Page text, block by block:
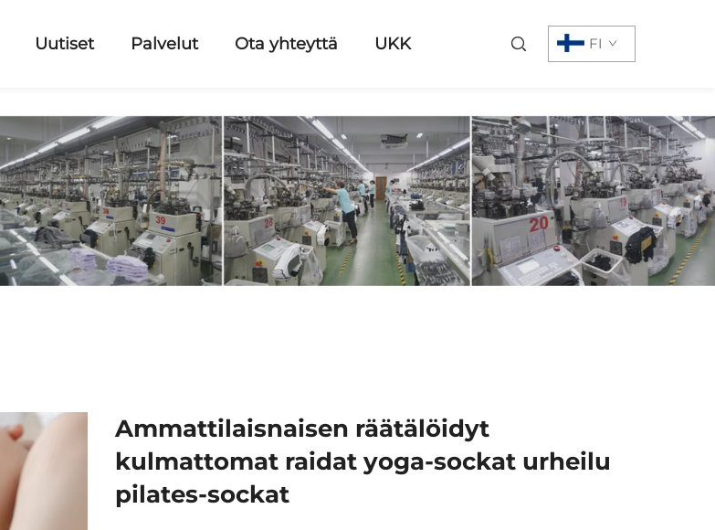
Uutiset Palvelut Ota yhteyttä UKK FI
Ammattilaisnaisen räätälöidyt
kulmattomat raidat yoga-sockat urheilu
pilates-sockat